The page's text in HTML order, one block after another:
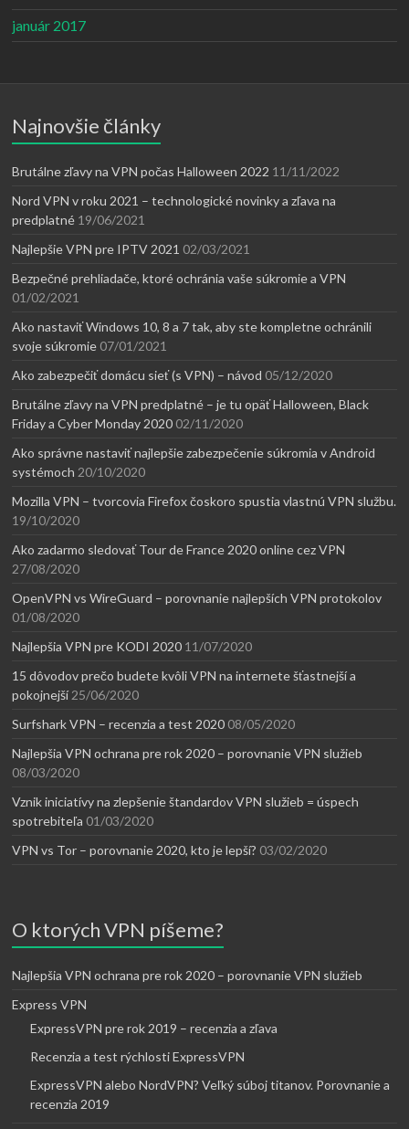
január 2017
Najnovšie články
Brutálne zľavy na VPN počas Halloween 2022 11/11/2022
Nord VPN v roku 2021 – technologické novinky a zľava na
predplatné 19/06/2021
Najlepšie VPN pre IPTV 2021 02/03/2021
Bezpečné prehliadače, ktoré ochránia vaše súkromie a VPN
01/02/2021
Ako nastaviť Windows 10, 8 a 7 tak, aby ste kompletne ochránili
svoje súkromie 07/01/2021
Ako zabezpečiť domácu sieť (s VPN) – návod 05/12/2020
Brutálne zľavy na VPN predplatné – je tu opäť Halloween, Black
Friday a Cyber Monday 2020 02/11/2020
Ako správne nastaviť najlepšie zabezpečenie súkromia v Android
systémoch 20/10/2020
Mozilla VPN – tvorcovia Firefox čoskoro spustia vlastnú VPN službu.
19/10/2020
Ako zadarmo sledovať Tour de France 2020 online cez VPN
27/08/2020
OpenVPN vs WireGuard – porovnanie najlepších VPN protokolov
01/08/2020
Najlepšia VPN pre KODI 2020 11/07/2020
15 dôvodov prečo budete kvôli VPN na internete šťastnejší a
pokojnejší 25/06/2020
Surfshark VPN – recenzia a test 2020 08/05/2020
Najlepšia VPN ochrana pre rok 2020 – porovnanie VPN služieb
08/03/2020
Vznik iniciatívy na zlepšenie štandardov VPN služieb = úspech
spotrebiteľa 01/03/2020
VPN vs Tor – porovnanie 2020, kto je lepší? 03/02/2020
O ktorých VPN píšeme?
Najlepšia VPN ochrana pre rok 2020 – porovnanie VPN služieb
Express VPN
ExpressVPN pre rok 2019 – recenzia a zľava
Recenzia a test rýchlosti ExpressVPN
ExpressVPN alebo NordVPN? Veľký súboj titanov. Porovnanie a
recenzia 2019